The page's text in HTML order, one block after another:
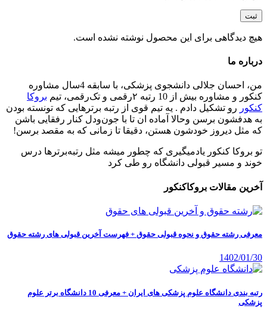
هیچ دیدگاهی برای این محصول نوشته نشده است.
درباره ما
من، احسان جلالی دانشجوی پزشکی، با سابقه 4سال مشاوره
کنکور و مشاوره بیش از 10 رتبه ۲رقمی و تک‌رقمی، تیم
بروکا
کنکور رو تشکیل دادم . یه تیم قوی از رتبه برترهایی که تونسته بودن
به هدفشون برسن وحالا آماده ان تا با جون‌ودل کنار رفقایی باشن
که مثل دیروز خودشون هستن، دقیقا تا زمانی که به مقصد برسن!
تو بروکا کنکور یادمیگیری که چطور میشه مثل رتبه‌برترها درس
خوند و مسیر قبولی دانشگاه رو طی کرد
آخرین مقالات بروکاکنکور
معرفی رشته حقوق و نحوه قبولی حقوق + فهرست آخرین قبولی های رشته حقوق
1402/01/30
رتبه بندی دانشگاه علوم پزشکی های ایران + معرفی 10 دانشگاه برتر علوم
پزشکی